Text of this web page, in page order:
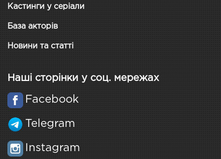
Кастинги у серіали
База акторів
Новини та статті
Наші сторінки у соц. мережах
Facebook
Telegram
Instagram